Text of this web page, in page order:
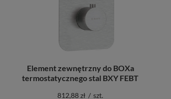
Element zewnętrzny do BOXa
termostatycznego stal BXY FEBT
812,88 zł / szt.